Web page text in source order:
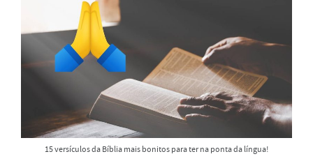
15 versículos da Bíblia mais bonitos para ter na ponta da língua!